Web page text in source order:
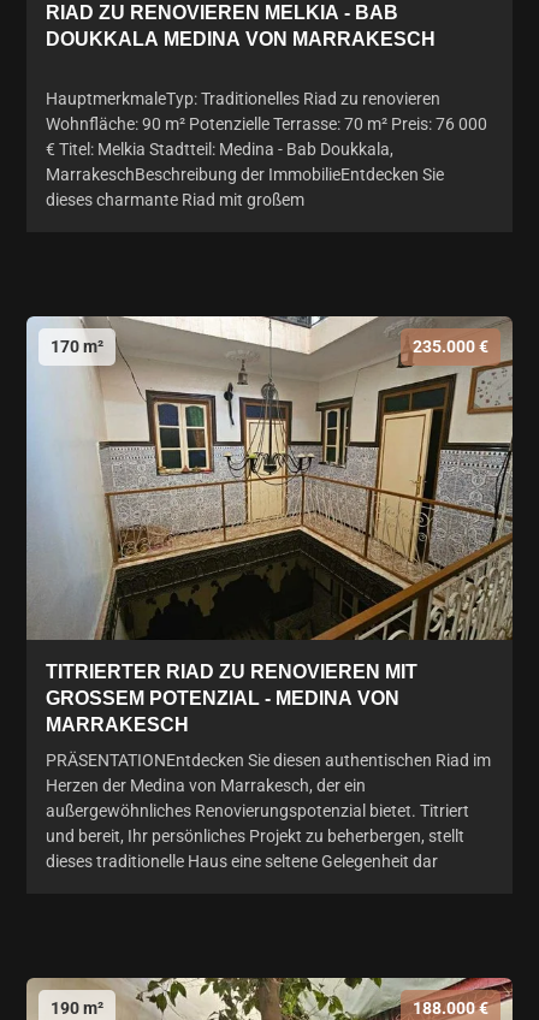
RIAD ZU RENOVIEREN MELKIA - BAB
DOUKKALA MEDINA VON MARRAKESCH
HauptmerkmaleTyp: Traditionelles Riad zu renovieren
Wohnfläche: 90 m² Potenzielle Terrasse: 70 m² Preis: 76 000
€ Titel: Melkia Stadtteil: Medina - Bab Doukkala,
MarrakeschBeschreibung der ImmobilieEntdecken Sie
dieses charmante Riad mit großem
170 m² 235.000 €
TITRIERTER RIAD ZU RENOVIEREN MIT
GROSSEM POTENZIAL - MEDINA VON
MARRAKESCH
PRÄSENTATIONEntdecken Sie diesen authentischen Riad im
Herzen der Medina von Marrakesch, der ein
außergewöhnliches Renovierungspotenzial bietet. Titriert
und bereit, Ihr persönliches Projekt zu beherbergen, stellt
dieses traditionelle Haus eine seltene Gelegenheit dar
190 m² 188.000 €